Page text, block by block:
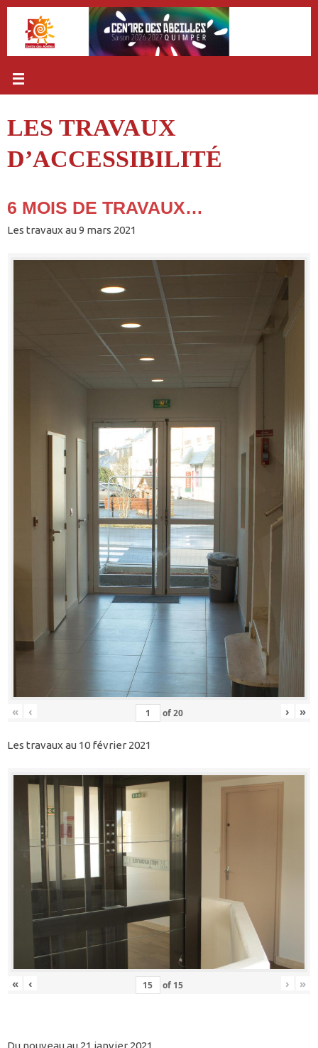
Passer
contenu
LES TRAVAUX
D’ACCESSIBILITÉ
6 MOIS DE TRAVAUX…
Les travaux au 9 mars 2021
« ‹ of20 › »
Les travaux au 10 février 2021
« ‹ of 15 › »
Du nouveau au 21 janvier 2021